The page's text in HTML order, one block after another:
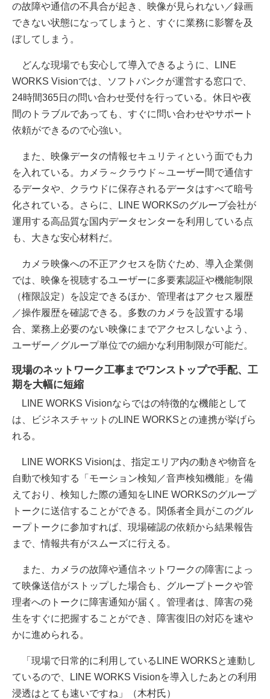
の故障や通信の不具合が起き、映像が見られない／録画
できない状態になってしまうと、すぐに業務に影響を及
ぼしてしまう。
どんな現場でも安心して導入できるように、LINE
WORKS Visionでは、ソフトバンクが運営する窓口で、
24時間365日の問い合わせ受付を行っている。休日や夜
間のトラブルであっても、すぐに問い合わせやサポート
依頼ができるので心強い。
また、映像データの情報セキュリティという面でも力
を入れている。カメラ～クラウド～ユーザー間で通信す
るデータや、クラウドに保存されるデータはすべて暗号
化されている。さらに、LINE WORKSのグループ会社が
運用する高品質な国内データセンターを利用している点
も、大きな安心材料だ。
カメラ映像への不正アクセスを防ぐため、導入企業側
では、映像を視聴するユーザーに多要素認証や機能制限
（権限設定）を設定できるほか、管理者はアクセス履歴
／操作履歴を確認できる。多数のカメラを設置する場
合、業務上必要のない映像にまでアクセスしないよう、
ユーザー／グループ単位での細かな利用制限が可能だ。
現場のネットワーク工事までワンストップで手配、工
期を大幅に短縮
LINE WORKS Visionならではの特徴的な機能として
は、ビジネスチャットのLINE WORKSとの連携が挙げら
れる。
LINE WORKS Visionは、指定エリア内の動きや物音を
自動で検知する「モーション検知／音声検知機能」を備
えており、検知した際の通知をLINE WORKSのグループ
トークに送信することができる。関係者全員がこのグル
ープトークに参加すれば、現場確認の依頼から結果報告
まで、情報共有がスムーズに行える。
また、カメラの故障や通信ネットワークの障害によっ
て映像送信がストップした場合も、グループトークや管
理者へのトークに障害通知が届く。管理者は、障害の発
生をすぐに把握することができ、障害復旧の対応を速や
かに進められる。
「現場で日常的に利用しているLINE WORKSと連動し
ているので、LINE WORKS Visionを導入したあとの利用
浸透はとても速いですね」（木村氏）